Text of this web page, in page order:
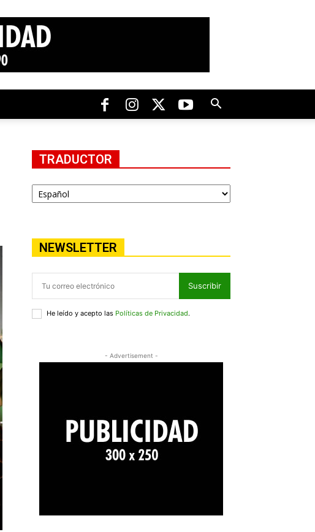
TRADUCTOR
NEWSLETTER
Suscribir
He leído y acepto las Políticas de Privacidad.
- Advertisement -